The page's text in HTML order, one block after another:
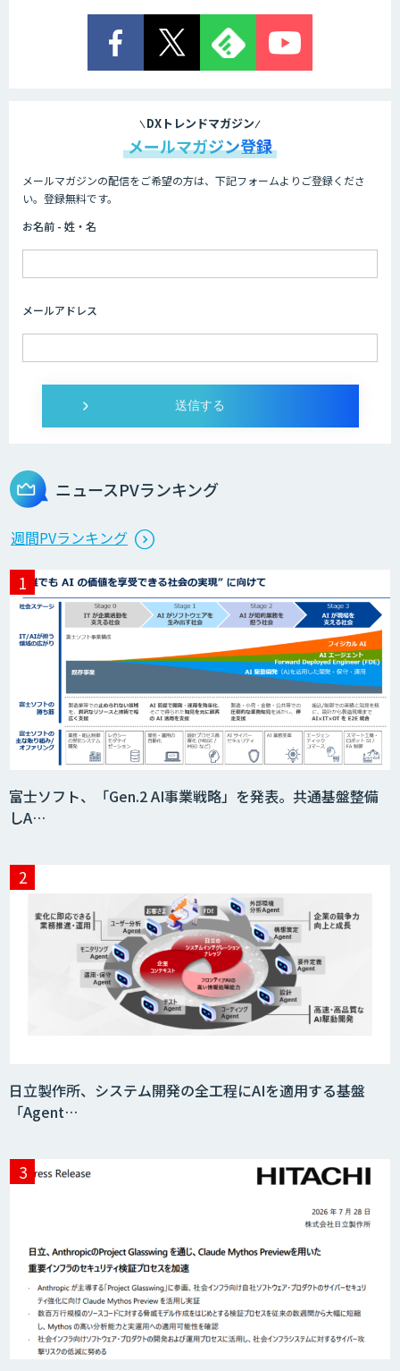
法人向け生成AIチャットサービス「ナレ
フルチャット」
と議事録化『スマレコ』
DXセカンドオピニオン
生産計画最適化AIソリューション
サテライトAI
BIGDAT@Analysis
Kurrant.ai
KIBIT Amanogawa
匠KIBIT零
DXトレンドマガジン
メールマガジン登録
メールマガジンの配信をご希望の方は、下記フォームよりご登録くださ
い。登録無料です。
お名前 - 姓・名
メールアドレス
ニュースPVランキング
週間PVランキング
富士ソフト、「Gen.2 AI事業戦略」を発表。共通基盤整備
しA…
日立製作所、システム開発の全工程にAIを適用する基盤
「Agent…